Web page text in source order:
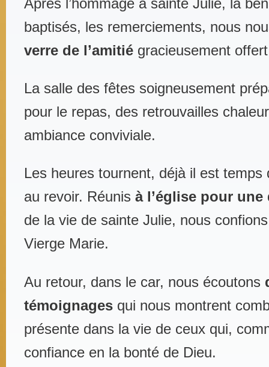
baptisés, les remerciements, nous
verre de l’amitié gracieusement
La salle des fêtes soigneusement
pour le repas, des retrouvailles
ambiance conviviale.
Les heures tournent, déjà il est temps
au revoir. Réunis à l’église pour
de la vie de sainte Julie, nous
Vierge Marie.
Au retour, dans le car, nous écoutons
témoignages qui nous montrent
présente dans la vie de ceux qui,
confiance en la bonté de Dieu.